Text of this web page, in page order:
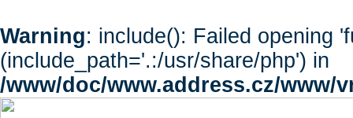
Warning: include(): Failed opening
(include_path='.:/usr/share/php') in
/www/doc/www.address.cz/www/